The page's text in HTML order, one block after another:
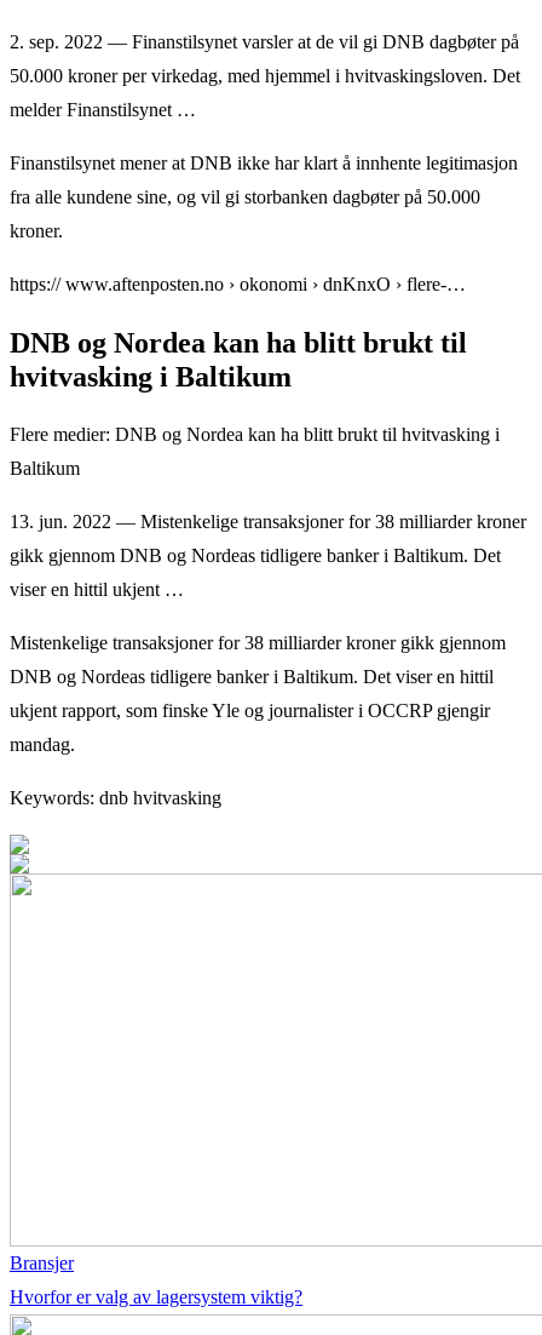
2. sep. 2022 — Finanstilsynet varsler at de vil gi DNB dagbøter på
50.000 kroner per virkedag, med hjemmel i hvitvaskingsloven. Det
melder Finanstilsynet …
Finanstilsynet mener at DNB ikke har klart å innhente legitimasjon
fra alle kundene sine, og vil gi storbanken dagbøter på 50.000
kroner.
https:// www.aftenposten.no › okonomi › dnKnxO › flere-…
DNB og Nordea kan ha blitt brukt til
hvitvasking i Baltikum
Flere medier: DNB og Nordea kan ha blitt brukt til hvitvasking i
Baltikum
13. jun. 2022 — Mistenkelige transaksjoner for 38 milliarder kroner
gikk gjennom DNB og Nordeas tidligere banker i Baltikum. Det
viser en hittil ukjent …
Mistenkelige transaksjoner for 38 milliarder kroner gikk gjennom
DNB og Nordeas tidligere banker i Baltikum. Det viser en hittil
ukjent rapport, som finske Yle og journalister i OCCRP gjengir
mandag.
Keywords: dnb hvitvasking
Bransjer
Hvorfor er valg av lagersystem viktig?